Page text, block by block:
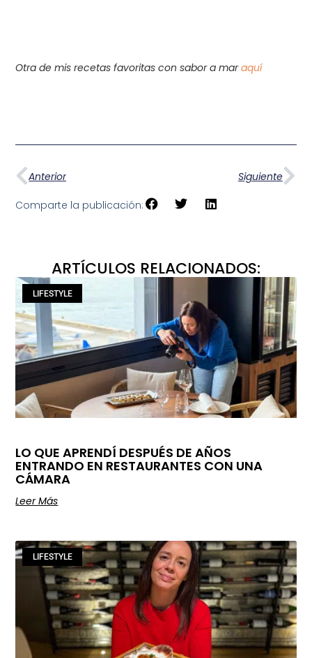
Otra de mis recetas favoritas con sabor a maraquí
Anterior Siguiente
Comparte la publicación:
ARTÍCULOS RELACIONADOS:
LIFESTYLE
LO QUE APRENDÍ DESPUÉS DE AÑOS
ENTRANDO EN RESTAURANTES CON UNA
CÁMARA
Leer Más
LIFESTYLE